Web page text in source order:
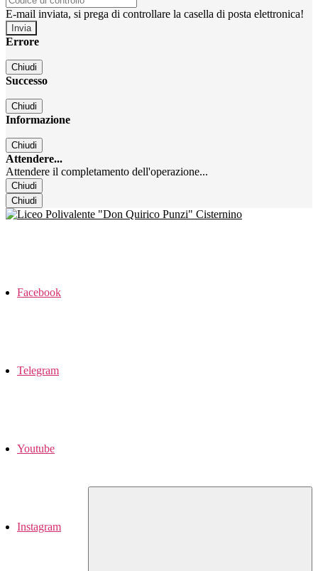
E-mail inviata, si prega di controllare la casella di posta elettronica!
Errore
Chiudi
Successo
Chiudi
Informazione
Chiudi
Attendere...
Attendere il completamento dell'operazione...
Chiudi
Chiudi
Facebook
Telegram
Youtube
Instagram